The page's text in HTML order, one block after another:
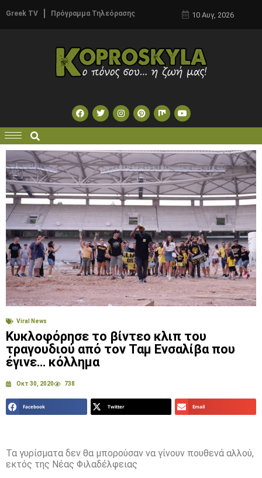
Greek TV Πρόγραμμα Τηλεόρασης 10 Αυγ, 2026
Viral News
Κυκλοφόρησε το βίντεο κλιπ του
τραγουδιού από τον Ταμ Ενσαλίβα που
έγινε… κόλλημα
Οκτ 30, 2020 738
Facebook Twitter Email
Τα γυρίσματα δεν θα μπορούσαν να γίνουν πουθενά αλλού,
εκτός της Νέας Φιλαδέλφειας